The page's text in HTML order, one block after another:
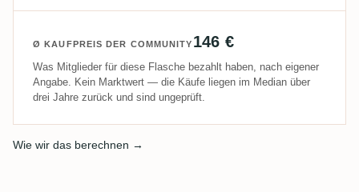
Ø KAUFPREIS DER COMMUNITY 146 €
Was Mitglieder für diese Flasche bezahlt haben, nach eigener
Angabe. Kein Marktwert — die Käufe liegen im Median über
drei Jahre zurück und sind ungeprüft.
Wie wir das berechnen →